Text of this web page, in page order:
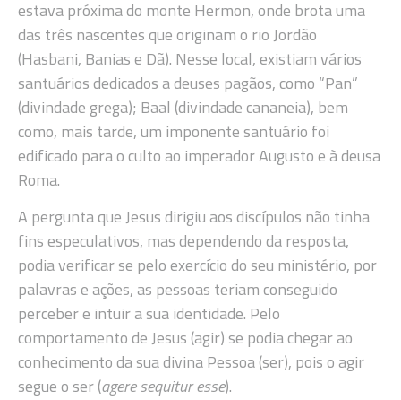
estava próxima do monte Hermon, onde brota uma
das três nascentes que originam o rio Jordão
(Hasbani, Banias e Dã). Nesse local, existiam vários
santuários dedicados a deuses pagãos, como “Pan”
(divindade grega); Baal (divindade cananeia), bem
como, mais tarde, um imponente santuário foi
edificado para o culto ao imperador Augusto e à deusa
Roma.
A pergunta que Jesus dirigiu aos discípulos não tinha
fins especulativos, mas dependendo da resposta,
podia verificar se pelo exercício do seu ministério, por
palavras e ações, as pessoas teriam conseguido
perceber e intuir a sua identidade. Pelo
comportamento de Jesus (agir) se podia chegar ao
conhecimento da sua divina Pessoa (ser), pois o agir
segue o ser (agere sequitur esse).